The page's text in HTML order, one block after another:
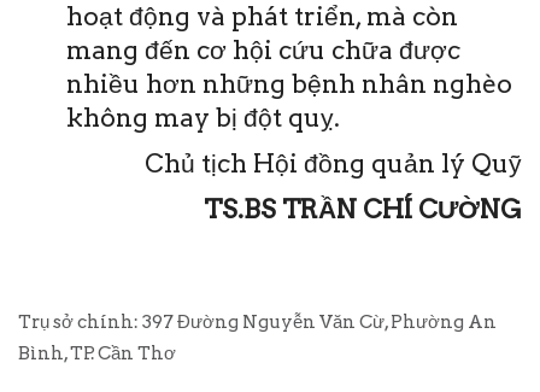
hoạt động và phát triển, mà còn
mang đến cơ hội cứu chữa được
nhiều hơn những bệnh nhân nghèo
không may bị đột quỵ.
Chủ tịch Hội đồng quản lý Quỹ
TS.BS TRẦN CHÍ CƯỜNG
Trụ sở chính: 397 Đường Nguyễn Văn Cừ, Phường An
Bình, TP. Cần Thơ